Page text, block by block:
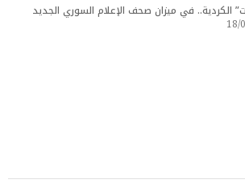
الكردية.. في ميزان صحف الإعلام السوري الجديد
18/